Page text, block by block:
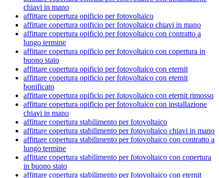
chiavi in mano
affittare copertura opificio per fotovoltaico
affittare copertura opificio per fotovoltaico chiavi in mano
affittare copertura opificio per fotovoltaico con contratto a
lungo termine
affittare copertura opificio per fotovoltaico con copertura in
buono stato
affittare copertura opificio per fotovoltaico con eternit
affittare copertura opificio per fotovoltaico con eternit
bonificato
affittare copertura opificio per fotovoltaico con eternit rimosso
affittare copertura opificio per fotovoltaico con installazione
chiavi in mano
affittare copertura stabilimento per fotovoltaico
affittare copertura stabilimento per fotovoltaico chiavi in mano
affittare copertura stabilimento per fotovoltaico con contratto a
lungo termine
affittare copertura stabilimento per fotovoltaico con copertura
in buono stato
affittare copertura stabilimento per fotovoltaico con eternit